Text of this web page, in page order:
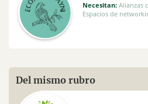
Necesitan: Alianzas
Espacios de
Del mismo rubro